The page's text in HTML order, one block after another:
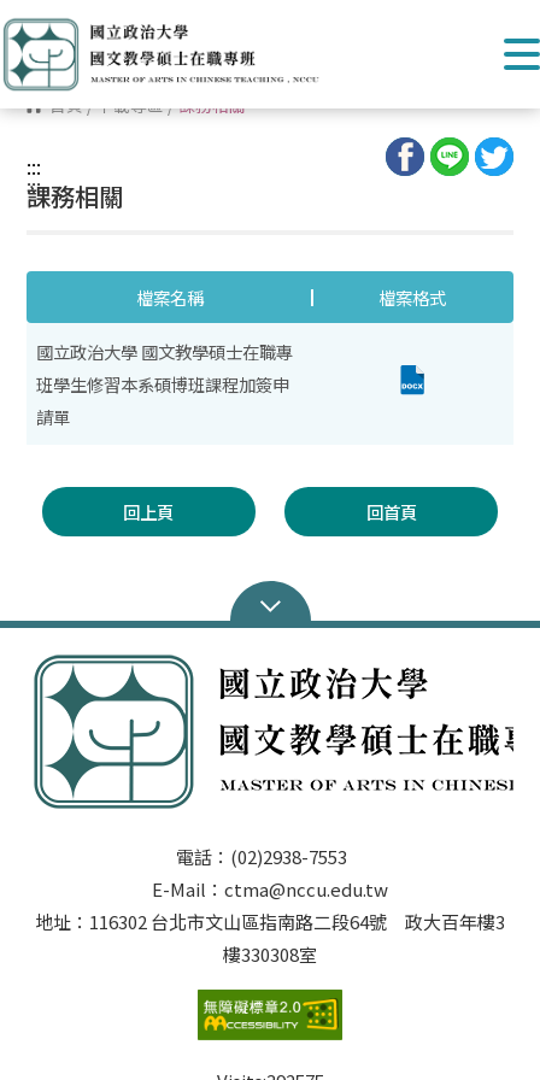
首頁/下載專區/課務相關
:::
:::
課務相關
檔案名稱 檔案格式
國立政治大學 國文教學碩士在職專
班學生修習本系碩博班課程加簽申
請單
回上頁 回首頁
電話：(02)2938-7553
E-Mail：ctma@nccu.edu.tw
地址：116302 台北市文山區指南路二段64號 政大百年樓3
樓330308室